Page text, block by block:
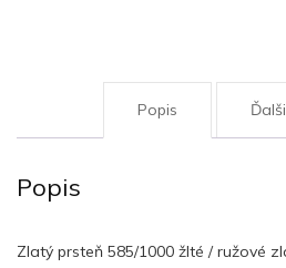
Popis
Popis
Zlatý prsteň 585/1000 žlté / ružové